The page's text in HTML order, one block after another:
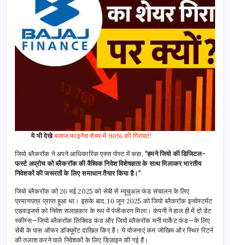
ये भी देखेबजाज फाइनेंस शेयर में 90% की गिरावट!
जियो ब्लैकरॉक ने अपने आधिकारिक एक्स पोस्ट में कहा, “हमने जियो की डिजिटल-
फर्स्ट अप्रोच को ब्लैकरॉक की वैश्विक निवेश विशेषज्ञता के साथ मिलाकर भारतीय
निवेशकों की जरूरतों के लिए समाधान तैयार किया है।”
जियो ब्लैकरॉक को 26 मई 2025 को सेबी से म्यूचुअल फंड संचालन के लिए
प्रमाणपत्र प्राप्त हुआ था। इसके बाद, 10 जून 2025 को जियो ब्लैकरॉक इनवेस्टमेंट
एडवाइजर्स को निवेश सलाहकार के रूप में पंजीकरण मिला। कंपनी ने हाल ही में दो डेट
स्कीम्स—जियो ब्लैकरॉक लिक्विड फंड और जियो ब्लैकरॉक मनी मार्केट फंड—के लिए
सेबी के पास ऑफर डॉक्यूमेंट दाखिल किए हैं। ये योजनाएं कम जोखिम और स्थिर रिटर्न
की तलाश करने वाले निवेशकों के लिए डिज़ाइन की गई हैं।